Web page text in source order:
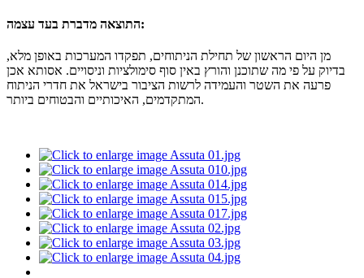
התוצאה מדברת בעד עצמה:
מן היום הראשון של תחילת הניתוחים, תפקדו המערכות באופן מלא,
בדיוק על פי מה שתוכנן והורץ באין סוף סימולציות וניסויים. אסותא אכן
פרעה את השטר והעמידה לרשות הציבור בישראל את חדרי הניתוח
המתקדמים, האיכותיים והבטוחים ביותר.